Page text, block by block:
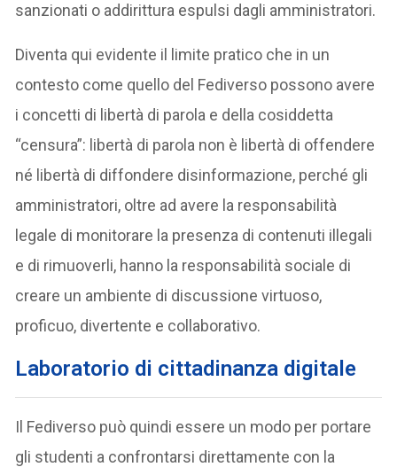
sanzionati o addirittura espulsi dagli amministratori.
Diventa qui evidente il limite pratico che in un
contesto come quello del Fediverso possono avere
i concetti di libertà di parola e della cosiddetta
“censura”: libertà di parola non è libertà di offendere
né libertà di diffondere disinformazione, perché gli
amministratori, oltre ad avere la responsabilità
legale di monitorare la presenza di contenuti illegali
e di rimuoverli, hanno la responsabilità sociale di
creare un ambiente di discussione virtuoso,
proficuo, divertente e collaborativo.
Laboratorio di cittadinanza digitale
Il Fediverso può quindi essere un modo per portare
gli studenti a confrontarsi direttamente con la